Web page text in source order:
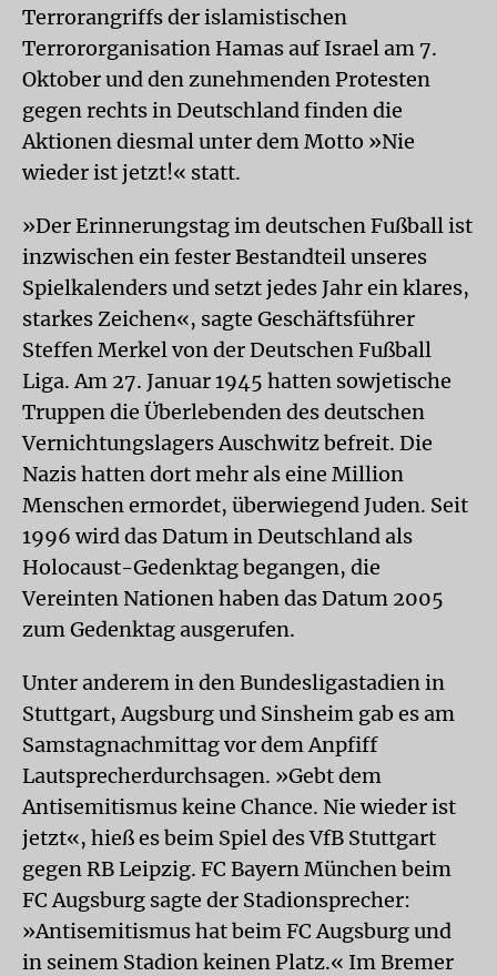
Terrorangriffs der islamistischen
Terrororganisation Hamas auf Israel am 7.
Oktober und den zunehmenden Protesten
gegen rechts in Deutschland finden die
Aktionen diesmal unter dem Motto »Nie
wieder ist jetzt!« statt.
»Der Erinnerungstag im deutschen Fußball ist
inzwischen ein fester Bestandteil unseres
Spielkalenders und setzt jedes Jahr ein klares,
starkes Zeichen«, sagte Geschäftsführer
Steffen Merkel von der Deutschen Fußball
Liga. Am 27. Januar 1945 hatten sowjetische
Truppen die Überlebenden des deutschen
Vernichtungslagers Auschwitz befreit. Die
Nazis hatten dort mehr als eine Million
Menschen ermordet, überwiegend Juden. Seit
1996 wird das Datum in Deutschland als
Holocaust-Gedenktag begangen, die
Vereinten Nationen haben das Datum 2005
zum Gedenktag ausgerufen.
Unter anderem in den Bundesligastadien in
Stuttgart, Augsburg und Sinsheim gab es am
Samstagnachmittag vor dem Anpfiff
Lautsprecherdurchsagen. »Gebt dem
Antisemitismus keine Chance. Nie wieder ist
jetzt«, hieß es beim Spiel des VfB Stuttgart
gegen RB Leipzig. FC Bayern München beim
FC Augsburg sagte der Stadionsprecher:
»Antisemitismus hat beim FC Augsburg und
in seinem Stadion keinen Platz.« Im Bremer